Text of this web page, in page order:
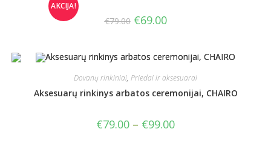
AKCIJA!
€79.00 €69.00
Dovanų rinkiniai, Priedai ir aksesuarai
Aksesuarų rinkinys arbatos ceremonijai, CHAIRO
€79.00 – €99.00